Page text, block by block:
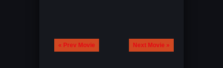
« Prev Movie Next Movie »